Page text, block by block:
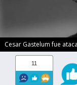
Cesar Gastelum fue
11